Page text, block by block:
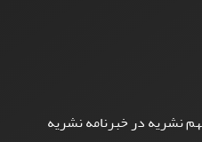
نشریه در خبرنامه نشریه